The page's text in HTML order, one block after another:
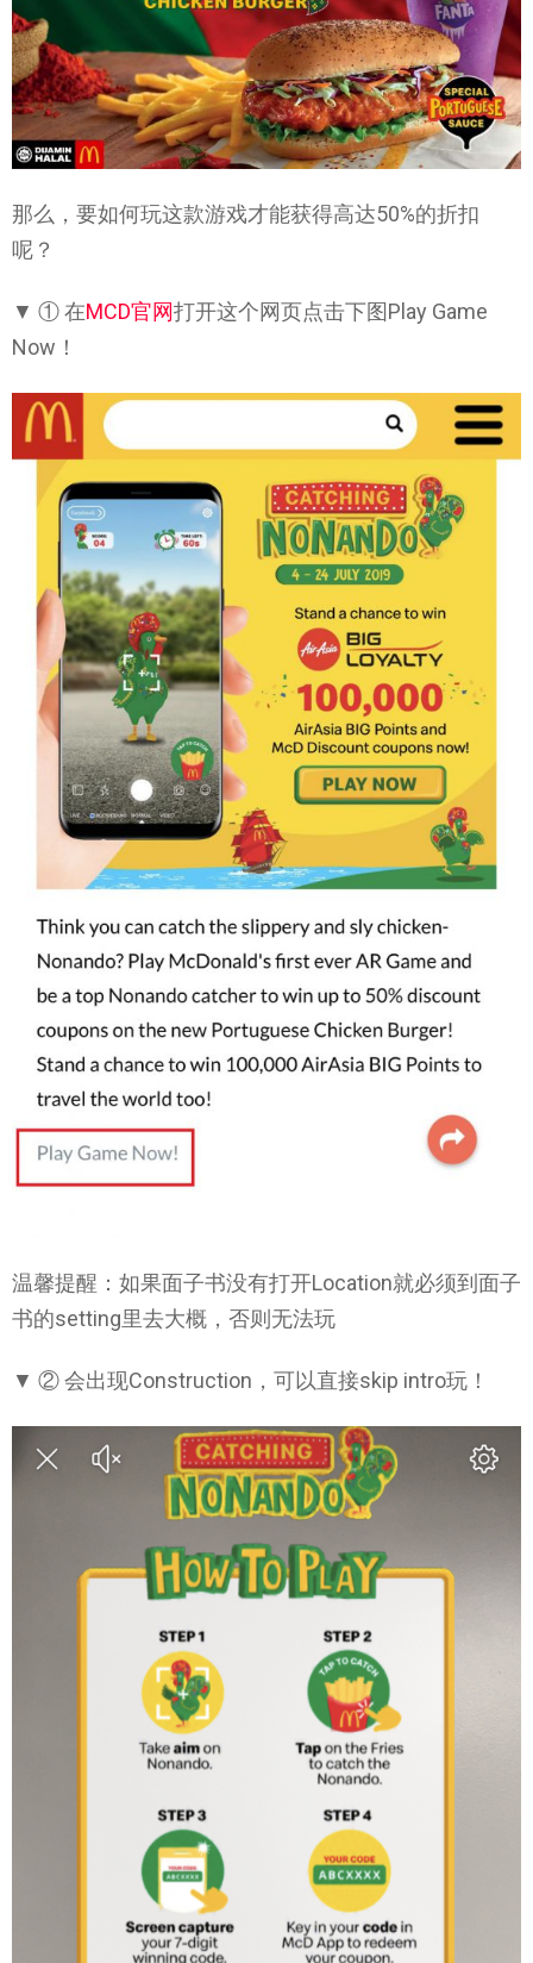
那么，要如何玩这款游戏才能获得高达50%的折扣
呢？
▼ ① 在MCD官网打开这个网页点击下图Play Game
Now！
温馨提醒：如果面子书没有打开Location就必须到面子
书的setting里去大概，否则无法玩
▼ ② 会出现Construction，可以直接skip intro玩！